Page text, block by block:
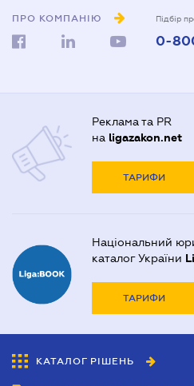
ПРО КОМПАНІЮ Підбір
0-
Реклама та PR
на ligazakon.net
ТАРИФИ
Національний
каталог України
ТАРИФИ
КАТАЛОГ РІШЕНЬ